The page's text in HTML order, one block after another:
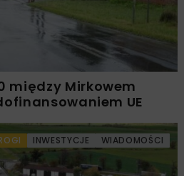
między Mirkowem
UE
INWESTYCJE WIADOMOŚCI